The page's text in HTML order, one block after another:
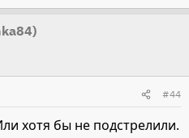
#44
хотя бы не подстрелили.